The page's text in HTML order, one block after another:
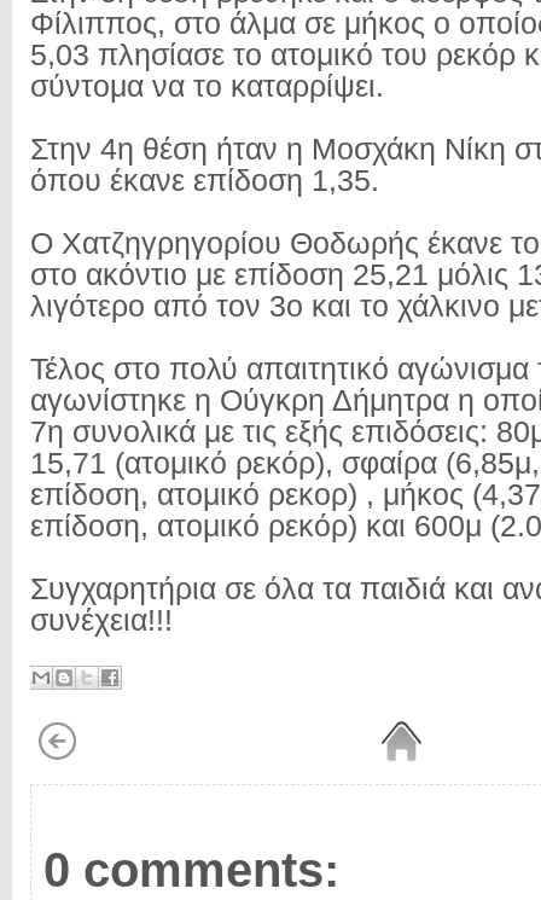
Φίλιππος, στο άλμα σε μήκος ο
5,03 πλησίασε το ατομικό του ρεκόρ
σύντομα να το καταρρίψει.
Στην 4η θέση ήταν η Μοσχάκη Νίκη
όπου έκανε επίδοση 1,35.
Ο Χατζηγρηγορίου Θοδωρής έκανε
στο ακόντιο με επίδοση 25,21 μόλις
λιγότερο από τον 3ο και το χάλκινο
Τέλος στο πολύ απαιτητικό αγώνισμα
αγωνίστηκε η Ούγκρη Δήμητρα η
7η συνολικά με τις εξής επιδόσεις:
15,71 (ατομικό ρεκόρ), σφαίρα
επίδοση, ατομικό ρεκορ) , μήκος
επίδοση, ατομικό ρεκόρ) και 600μ
Συγχαρητήρια σε όλα τα παιδιά και
συνέχεια!!!
0 comments: